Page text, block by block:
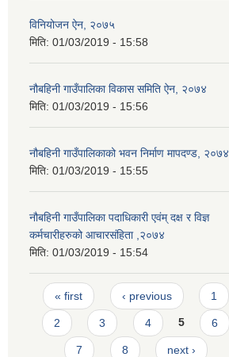
विनियोजन ऐन, २०७५
मिति: 01/03/2019 - 15:58
नौबहिनी गाउँपालिका विकास समिति ऐन, २०७४
मिति: 01/03/2019 - 15:56
नौबहिनी गाउँपालिकाको भवन निर्माण मापदण्ड, २०७४
मिति: 01/03/2019 - 15:55
नौबहिनी गाउँपालिका पदाधिकारी एवंम् दक्ष र विज्ञ
कर्मचारीहरुको आचारसंहिता ,२०७४
मिति: 01/03/2019 - 15:54
Pages
« first ‹ previous 1
2 3 4 5 6
7 8 next ›